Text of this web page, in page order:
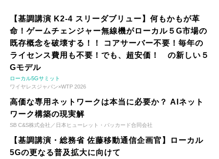
【基調講演 K2-4 スリーダブリュー】何もかもが革
命！ゲームチェンジャー無線機がローカル５G市場の
既存概念を破壊する！！ コアサーバー不要！毎年の
ライセンス費用も不要！でも、超安価！ の新しい５
Gモデル
ローカル5Gサミット
ワイヤレスジャパン×WTP 2026
高価な専用ネットワークは本当に必要か？ AIネット
ワーク構築の現実解
SB C&S株式会社／日本ヒューレット・パッカード合同会社
【基調講演・総務省 佐藤移動通信企画官】ローカル
5Gの更なる普及拡大に向けて